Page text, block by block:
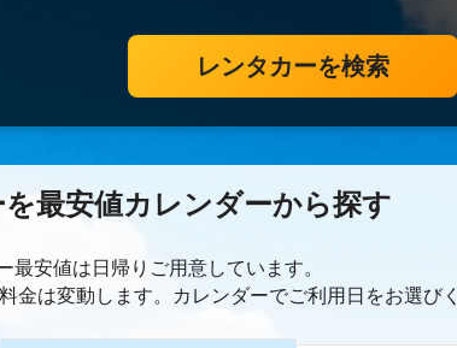
レンタカーを検索
最安値カレンダーから探す
最安値は日帰り ご用意しています。
金は変動します。カレンダーでご利用日をお選び